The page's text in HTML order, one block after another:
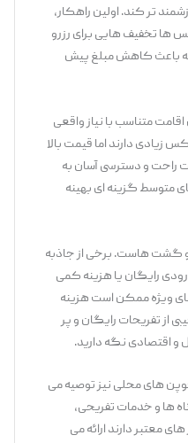
کند. اولین راهکار،
‌هایی برای رزرو
کاهش مبلغ پیش
با نیاز واقعی
دارند اما قیمت بالا
و دسترسی آسان به
گزینه ‌ای بهینه
‌هاست. برخی از جاذبه
رایگان یا هزینه کمی
ممکن است هزینه
رایگان و پر
نگه دارید.
محلی نیز توصیه می
خدمات تفریحی،
دارند ارائه می